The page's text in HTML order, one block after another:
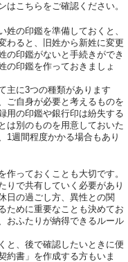
はこちら をご確認ください。
の印鑑を準備しておくと、
わると、旧姓から新姓に変更
の印鑑がないと手続きができ
の印鑑を作っておきましょ
主に3つの種類があります
ご自身が必要と考えるものを
用の印鑑や銀行印は紛失する
は別のものを用意しておいた
1週間程度かかる場合もあり
っておくことも大切です。
りで共有していく必要があり
日の過ごし方、異性との関
ために重要なことも決めてお
おふたりが納得できるルール
と、後で確認したいときに便
約書」を作成する方もいま